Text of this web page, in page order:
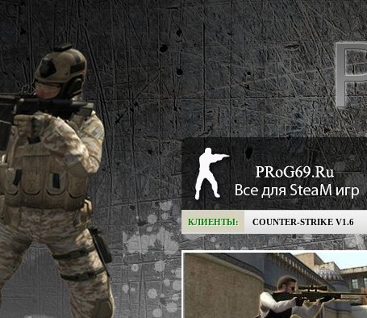
КЛИЕНТЫ: COUNTER-STRIKE V1.6